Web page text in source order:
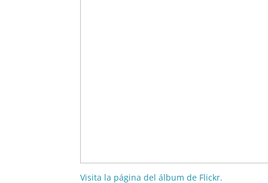
Visita la página del álbum de Flickr.